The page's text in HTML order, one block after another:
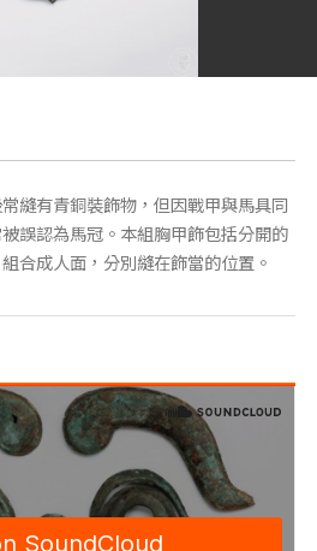
縫有青銅裝飾物，但因戰甲與馬具同
誤認為馬冠。本組胸甲飾包括分開的
合成人面，分別縫在飾當的位置。